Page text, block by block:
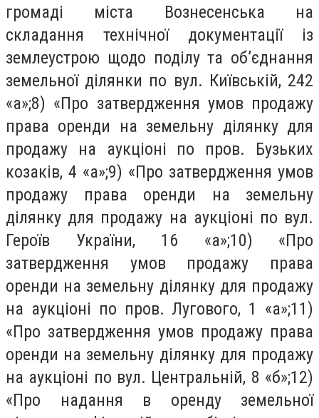
громаді міста Вознесенська на
складання технічної документації із
землеустрою щодо поділу та об’єднання
земельної ділянки по вул. Київській, 242
«а»;8) «Про затвердження умов продажу
права оренди на земельну ділянку для
продажу на аукціоні по пров. Бузьких
козаків, 4 «а»;9) «Про затвердження умов
продажу права оренди на земельну
ділянку для продажу на аукціоні по вул.
Героїв України, 16 «а»;10) «Про
затвердження умов продажу права
оренди на земельну ділянку для продажу
на аукціоні по пров. Лугового, 1 «а»;11)
«Про затвердження умов продажу права
оренди на земельну ділянку для продажу
на аукціоні по вул. Центральній, 8 «б»;12)
«Про надання в оренду земельної